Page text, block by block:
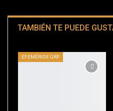
TAMBIÉN TE PUEDE
EFEMÉRIDE QRP